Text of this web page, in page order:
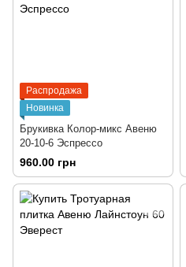
Распродажа
Новинка
Брукивка Колор-микс Авеню
20-10-6 Эспрессо
960.00 грн